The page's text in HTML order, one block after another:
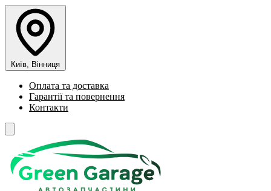
Київ, Вінниця
Оплата та доставка
Гарантії та повернення
Контакти